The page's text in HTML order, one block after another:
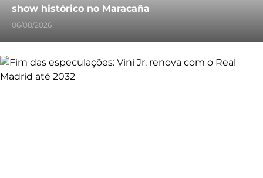
show histórico no Maracaña
06/08/2026